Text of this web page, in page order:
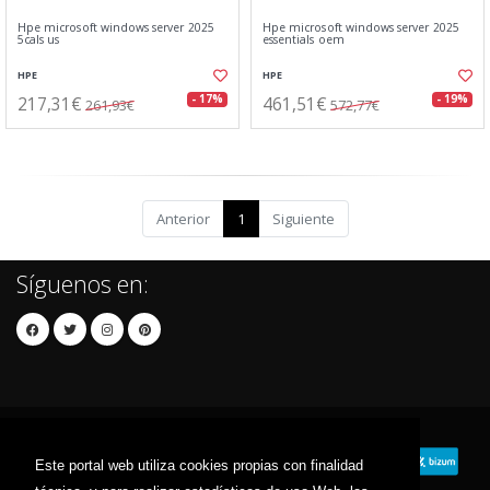
Este portal web utiliza cookies propias con finalidad
Hpe microsoft windows server 2025
5cals us
HPE
217,31€ 261,93€ - 17%
Hpe microsoft windows server 2025
essentials oem
HPE
461,51€ 572,77€ - 19%
Anterior 1 Siguiente
Síguenos en: